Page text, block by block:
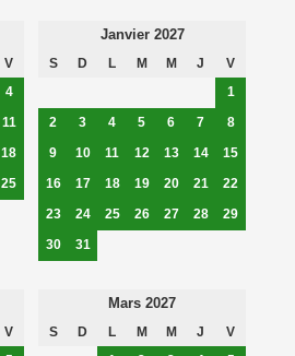
V
4
11
18
25
Janvier 2027
S D L M M J
V
1
2
3 4 5 6 7
8
9
10 11 12 13 14
15
16
17 18 19 20 21
22
23
24 25 26 27 28
29
30
31
V
Mars 2027
S D L M M J
V